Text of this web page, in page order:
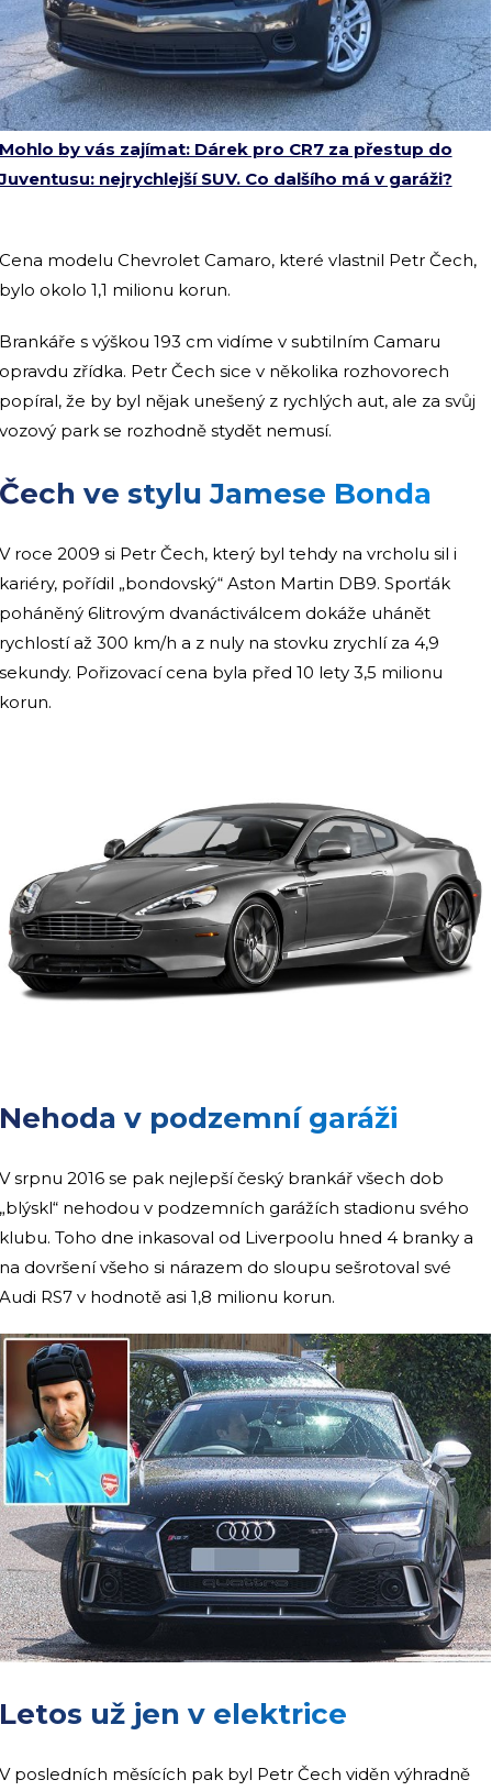
by vás zajímat: Dárek pro CR7 za přestup do
nejrychlejší SUV. Co dalšího má v garáži?
modelu Chevrolet Camaro, které vlastnil Petr Čech,
okolo 1,1 milionu korun.
s výškou 193 cm vidíme v subtilním Camaru
zřídka. Petr Čech sice v několika rozhovorech
že by byl nějak unešený z rychlých aut, ale za svůj
park se rozhodně stydět nemusí.
ve stylu Jamese Bonda
roce 2009 si Petr Čech, který byl tehdy na vrcholu sil i
pořídil „bondovský“ Aston Martin DB9. Sporťák
6litrovým dvanáctiválcem dokáže uhánět
až 300 km/h a z nuly na stovku zrychlí za 4,9
Pořizovací cena byla před 10 lety 3,5 milionu
v podzemní garáži
srpnu 2016 se pak nejlepší český brankář všech dob
nehodou v podzemních garážích stadionu svého
Toho dne inkasoval od Liverpoolu hned 4 branky a
dovršení všeho si nárazem do sloupu sešrotoval své
RS7 v hodnotě asi 1,8 milionu korun.
už jen v elektrice
posledních měsících pak byl Petr Čech viděn výhradně